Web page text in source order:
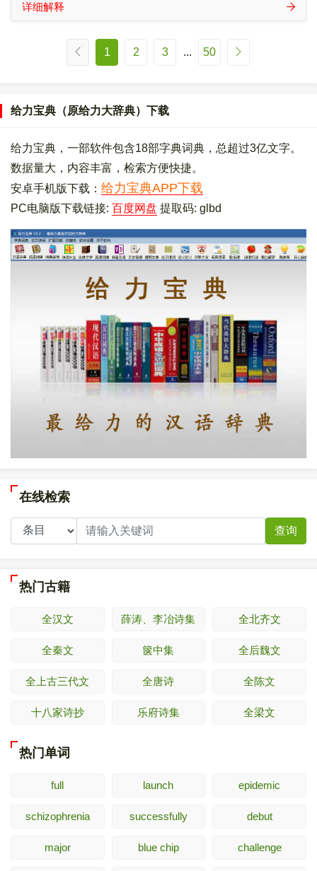
详细解释
1 2 3 ... 50
给力宝典（原给力大辞典）下载
给力宝典，一部软件包含18部字典词典，总超过3亿文字。
数据量大，内容丰富，检索方便快捷。
安卓手机版下载： 给力宝典APP下载
PC电脑版下载链接: 百度网盘 提取码: glbd
在线检索
查询
热门古籍
全汉文 薛涛、李冶诗集 全北齐文
全秦文 箧中集 全后魏文
全上古三代文 全唐诗 全陈文
十八家诗抄 乐府诗集 全梁文
热门单词
full launch epidemic
schizophrenia successfully debut
major blue chip challenge